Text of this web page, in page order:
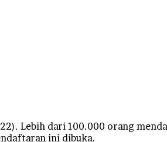
Lebih dari 100.000 orang
ini dibuka.